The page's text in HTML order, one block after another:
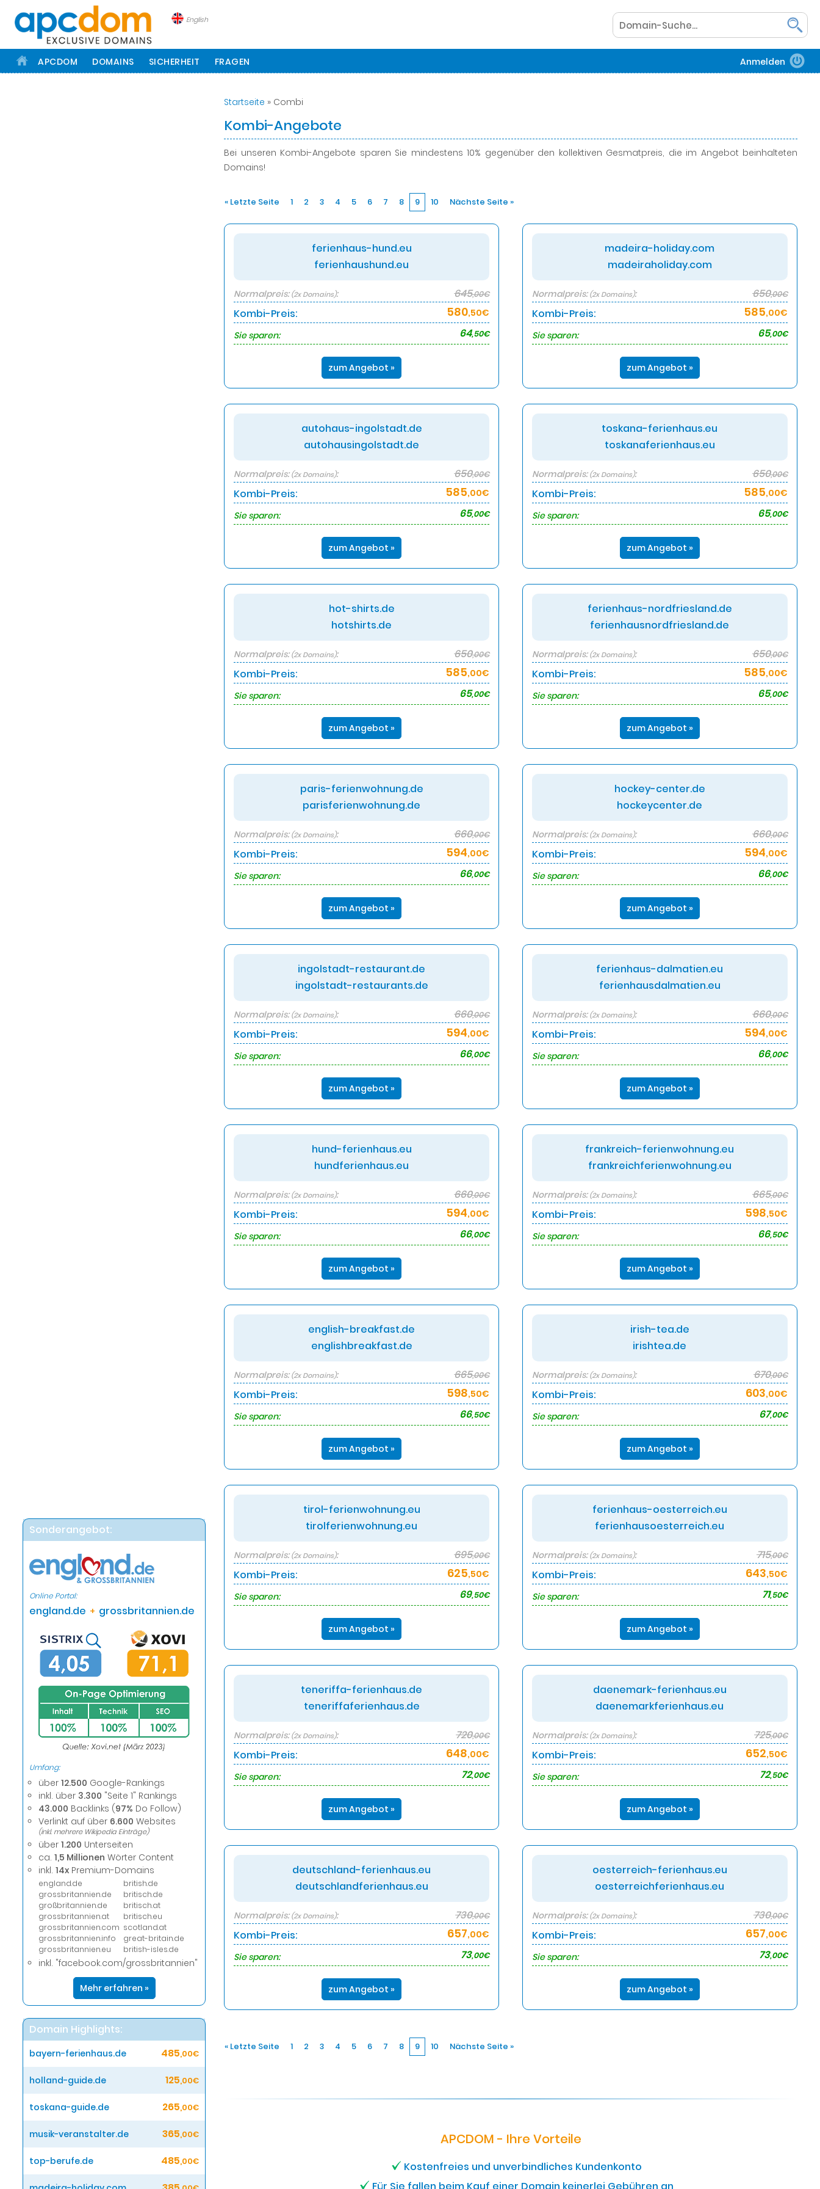
English
APCDOM DOMAINS SICHERHEIT FRAGEN Anmelden
Sonderangebot:
Online Portal:
england.de + grossbritannien.de
Umfang:
über 12.500 Google-Rankings
inkl. über 3.300 "Seite 1" Rankings
43.000 Backlinks (97% Do Follow)
Verlinkt auf über 6.600 Websites
(inkl. mehrere Wikipedia Einträge)
über 1.200 Unterseiten
ca. 1,5 Millionen Wörter Content
inkl. 14x Premium-Domains
england.de
grossbritannien.de
großbritannien.de
grossbritannien.at
grossbritannien.com
grossbritannien.info
grossbritannien.eu
british.de
britisch.de
britisch.at
britisch.eu
scotland.at
great-britain.de
british-isles.de
inkl. "facebook.com/grossbritannien"
Mehr erfahren »
Domain Highlights:
bayern-ferienhaus.de 485,00€
holland-guide.de 125,00€
toskana-guide.de 265,00€
musik-veranstalter.de 365,00€
top-berufe.de 485,00€
Startseite » Combi
Kombi-Angebote
Bei unseren Kombi-Angebote sparen Sie mindestens 10% gegenüber den kollektiven Gesmatpreis, die im Angebot beinhalteten
Domains!
« Letzte Seite 1 2 3 4 5 6 7 8 9 10 Nächste Seite »
ferienhaus-hund.eu
ferienhaushund.eu
Normalpreis:(2x Domains): 645,00€
Kombi-Preis: 580,50€
Sie sparen:
64,50€
zum Angebot »
madeira-holiday.com
madeiraholiday.com
Normalpreis:(2x Domains): 650,00€
Kombi-Preis: 585,00€
Sie sparen:
65,00€
zum Angebot »
autohaus-ingolstadt.de
autohausingolstadt.de
Normalpreis:(2x Domains): 650,00€
Kombi-Preis: 585,00€
Sie sparen:
65,00€
zum Angebot »
toskana-ferienhaus.eu
toskanaferienhaus.eu
Normalpreis:(2x Domains): 650,00€
Kombi-Preis: 585,00€
Sie sparen:
65,00€
zum Angebot »
hot-shirts.de
hotshirts.de
Normalpreis:(2x Domains): 650,00€
Kombi-Preis: 585,00€
Sie sparen:
65,00€
zum Angebot »
ferienhaus-nordfriesland.de
ferienhausnordfriesland.de
Normalpreis:(2x Domains): 650,00€
Kombi-Preis: 585,00€
Sie sparen:
65,00€
zum Angebot »
paris-ferienwohnung.de
parisferienwohnung.de
Normalpreis:(2x Domains): 660,00€
Kombi-Preis: 594,00€
Sie sparen:
66,00€
zum Angebot »
hockey-center.de
hockeycenter.de
Normalpreis:(2x Domains): 660,00€
Kombi-Preis: 594,00€
Sie sparen:
66,00€
zum Angebot »
ingolstadt-restaurant.de
ingolstadt-restaurants.de
Normalpreis:(2x Domains): 660,00€
Kombi-Preis: 594,00€
Sie sparen:
66,00€
zum Angebot »
ferienhaus-dalmatien.eu
ferienhausdalmatien.eu
Normalpreis:(2x Domains): 660,00€
Kombi-Preis: 594,00€
Sie sparen:
66,00€
zum Angebot »
hund-ferienhaus.eu
hundferienhaus.eu
Normalpreis:(2x Domains): 660,00€
Kombi-Preis: 594,00€
Sie sparen:
66,00€
zum Angebot »
frankreich-ferienwohnung.eu
frankreichferienwohnung.eu
Normalpreis:(2x Domains): 665,00€
Kombi-Preis: 598,50€
Sie sparen:
66,50€
zum Angebot »
english-breakfast.de
englishbreakfast.de
Normalpreis:(2x Domains): 665,00€
Kombi-Preis: 598,50€
Sie sparen:
66,50€
zum Angebot »
irish-tea.de
irishtea.de
Normalpreis:(2x Domains): 670,00€
Kombi-Preis: 603,00€
Sie sparen:
67,00€
zum Angebot »
tirol-ferienwohnung.eu
tirolferienwohnung.eu
Normalpreis:(2x Domains): 695,00€
Kombi-Preis: 625,50€
Sie sparen:
69,50€
zum Angebot »
ferienhaus-oesterreich.eu
ferienhausoesterreich.eu
Normalpreis:(2x Domains): 715,00€
Kombi-Preis: 643,50€
Sie sparen:
71,50€
zum Angebot »
teneriffa-ferienhaus.de
teneriffaferienhaus.de
Normalpreis:(2x Domains): 720,00€
Kombi-Preis: 648,00€
Sie sparen:
72,00€
zum Angebot »
daenemark-ferienhaus.eu
daenemarkferienhaus.eu
Normalpreis:(2x Domains): 725,00€
Kombi-Preis: 652,50€
Sie sparen:
72,50€
zum Angebot »
deutschland-ferienhaus.eu
deutschlandferienhaus.eu
Normalpreis:(2x Domains): 730,00€
Kombi-Preis: 657,00€
Sie sparen:
73,00€
zum Angebot »
oesterreich-ferienhaus.eu
oesterreichferienhaus.eu
Normalpreis:(2x Domains): 730,00€
Kombi-Preis: 657,00€
Sie sparen:
73,00€
zum Angebot »
« Letzte Seite 1 2 3 4 5 6 7 8 9 10 Nächste Seite »
APCDOM - Ihre Vorteile
Kostenfreies und unverbindliches Kundenkonto